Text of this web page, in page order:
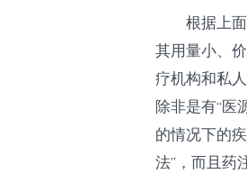
根据上
其用量小、
疗机构和私
除非是有“医
的情况下的
法”，而且药